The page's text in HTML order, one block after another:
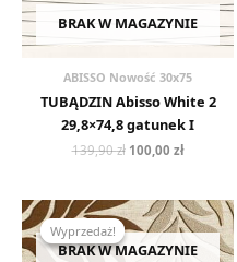
BRAK W MAGAZYNIE
ABISSO Nowość 30x75
TUBĄDZIN Abisso White 2
29,8×74,8 gatunek I
139,90zł 100,00 zł
Wyprzedaż!
BRAK W MAGAZYNIE
Wyprzedaż!
Pierwotna
cena
wynosiła:
15,60 zł.
Aktualna
cena
wynosi:
12,50 zł.